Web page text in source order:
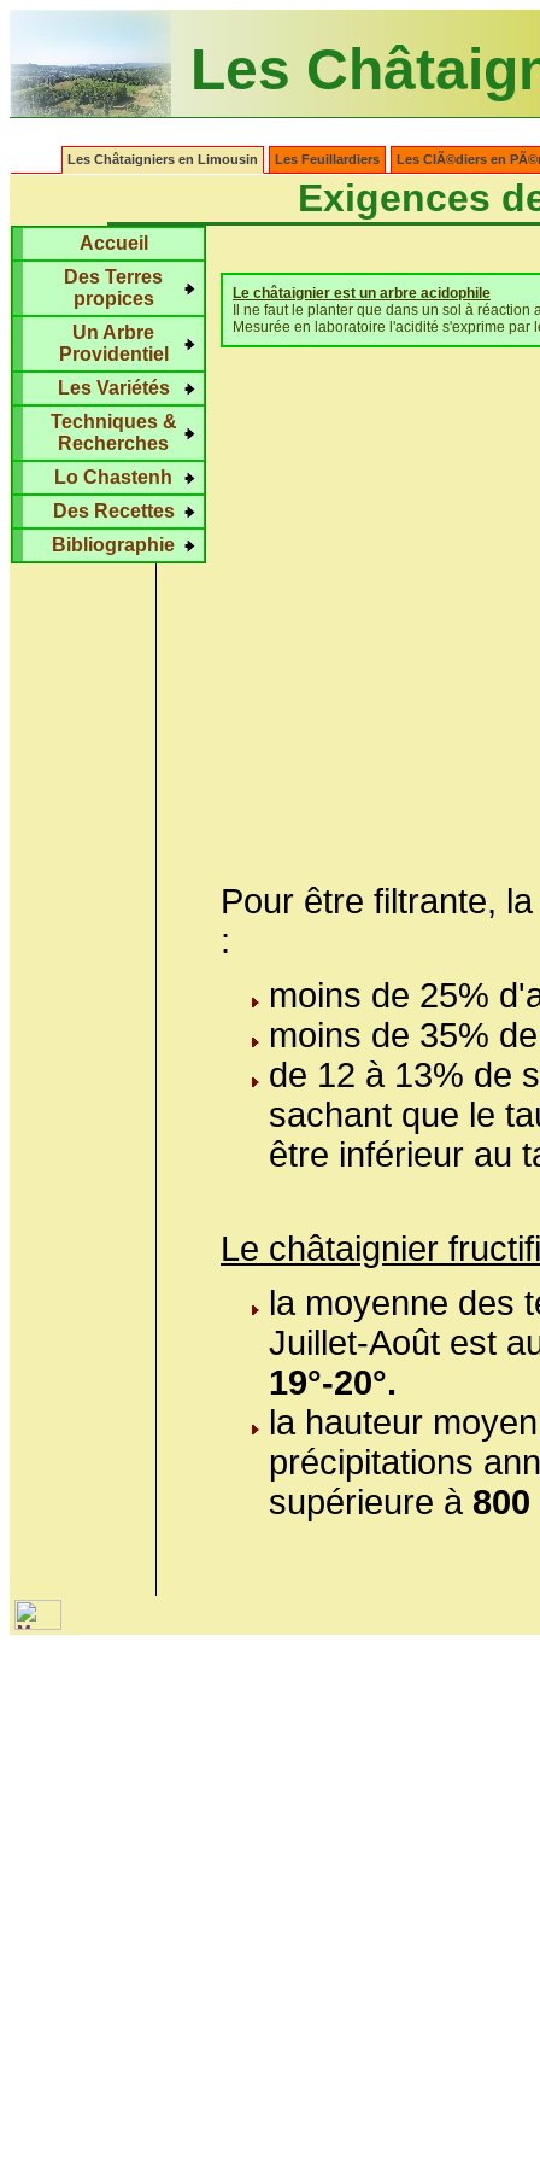
Les
Les Châtaigniers en Limousin Les Feuillardiers Les ClÃ©diers en
Exigences
Accueil
Des Terres
propices
Un Arbre
Providentiel
Les Variétés
Techniques &
Recherches
Lo Chastenh
Des Recettes
Bibliographie
Le châtaignier est un arbre acidophile
Il ne faut le planter que dans un sol à réaction
Mesurée en laboratoire l'acidité s'exprime par
Pour être filtrante,
:
moins de 25%
moins de 35%
de 12 à 13% de
sachant que le
être inférieur au
Le châtaignier
la moyenne des
Juillet-Août est
19°-20°.
la hauteur
précipitations
supérieure à800